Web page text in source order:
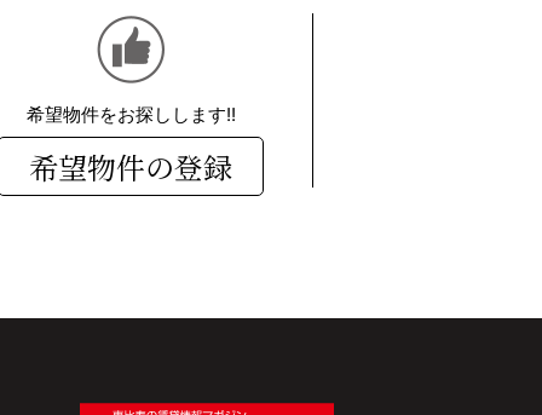
希望物件をお探しします!!
希望物件の登録